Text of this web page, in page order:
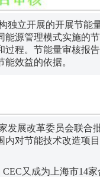
独立开展的开展节能
源管理模式实施的
程。节能量审核报
效益的依据。
发展改革委员会联合
内对节能技术改造项
CEC又成为上海市14家